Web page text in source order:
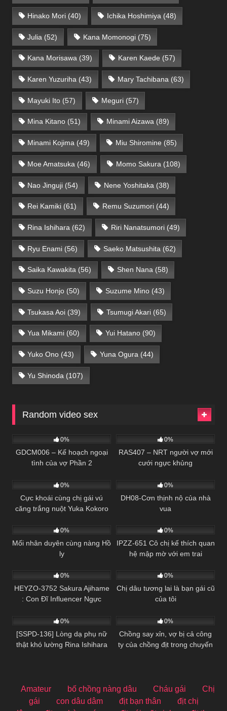
Hinako Mori (40) Ichika Hoshimiya (48)
Julia (52) Kana Momonogi(75)
Kana Morisawa (39) Karen Kaede(57)
Karen Yuzuriha (43) Mary Tachibana (63)
Mayuki Ito (57) Meguri(57)
Mina Kitano (51) Minami Aizawa(89)
Minami Kojima (49) Miu Shiromine(85)
Moe Amatsuka (46) Momo Sakura (108)
Nao Jinguji (54) Nene Yoshitaka (38)
Rei Kamiki (61) Remu Suzumori(44)
Rina Ishihara (62) Riri Nanatsumori(49)
Ryu Enami (56) Saeko Matsushita (62)
Saika Kawakita (56) Shen Nana(58)
Suzu Honjo (50) Suzume Mino(43)
Tsukasa Aoi (39) Tsumugi Akari(65)
Yua Mikami (60) Yui Hatano(90)
Yuko Ono (43) Yuna Ogura (44)
Yu Shinoda (107)
Random video sex
0%
GDCM006 – Kế hoạch ngoại
tình của vợ Phần 2
0%
RAS407 – NRT người vợ mới
cưới ngực khủng
0%
Cực khoái cùng chị gái vú
căng trắng nuột Yuka Kokoro
0%
DH08-Cơn thịnh nộ của nhà
vua
0%
Mối nhân duyên cùng nàng Hồ
ly
0%
IPZZ-651 Cô chị kế thích quan
hệ mập mờ với em trai
0%
HEYZO-3752 Sakura Ajihame
: Con Đĩ Influencer Ngực
0%
Chị dâu tương lai là bạn gái cũ
của tôi
0%
[SSPD-136] Lòng dạ phụ nữ
thật khó lường Rina Ishihara
0%
Chồng say xỉn, vợ bị cả công
ty của chồng địt trong chuyến
Amateur bố chồng nàng dâu Cháu gái
Chị
gái
con dâu dâm địt bạn thân
địt chị